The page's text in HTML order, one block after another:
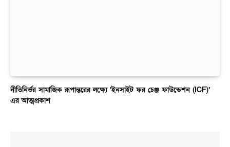
নীতিনির্ভর সামাজিক রূপান্তরের লক্ষ্যে ‘ইনসাইট ফর চেঞ্জ ফাউন্ডেশন (ICF)’
এর আত্মপ্রকাশ